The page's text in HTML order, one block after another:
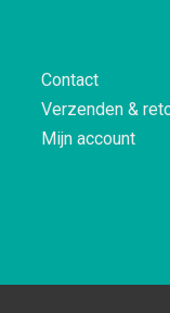
Contact
Verzenden &
Mijn account